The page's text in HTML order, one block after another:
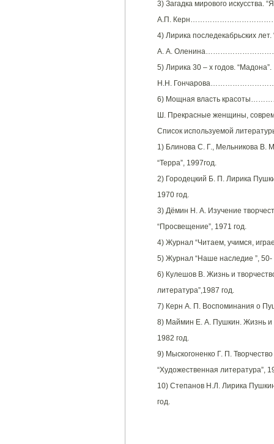
3) Загадка мирового искусства.
А.П.
4) Лирика последекабрьских лет.
А. А.
5) Лирика 30 – х годов. “Мадона”.
Н.Н.
6) Мощная власть
Ш. Прекрасные женщины,
Cписок используемой
1) Блинова С. Г., Мельникова В.
“Терра”, 1997год.
2) Городецкий Б. П. Лирика
1970 год.
3) Дёмин Н. А. Изучение
“Просвещение”, 1971 год.
4) Журнал “Читаем, учимся,
5) Журнал “Наше наследие ”, 50-
6) Кулешов В. Жизнь и
литература”,1987 год.
7) Керн А. П. Воспоминания о
8) Маймин Е. А. Пушкин. Жизнь и
1982 год.
9) Мыскогоненко Г. П.
“Художественная литература”,
10) Степанов Н.Л. Лирика
год.